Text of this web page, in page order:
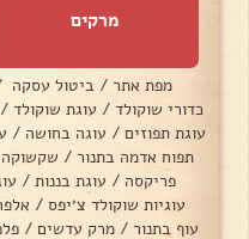
מרקים
מפת אתר / ביטול עסקה
כדורי שוקולד / עוגת שוקולד /
עוגת תפוזים / עוגה בחושה /
תפוח אדמה בתנור / שקשוקה
פריקסה / עוגת בננות /
עוגיות שוקולד צ׳יפס /
עוף בתנור / מרק עדשים /